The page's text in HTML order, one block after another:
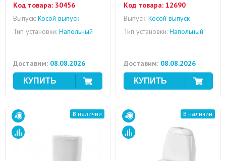
Код товара: 30456
Выпуск: Косой выпуск
Тип установки: Напольный
Доставим: 08.08.2026
Код товара: 12690
Выпуск: Косой выпуск
Тип установки: Напольный
Доставим: 08.08.2026
В наличии В наличии